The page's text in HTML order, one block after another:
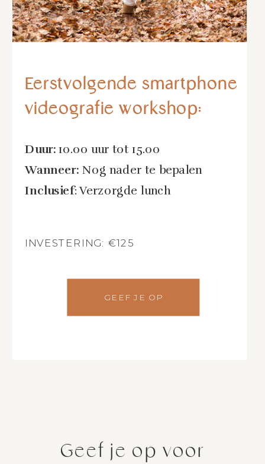
Duur:10.00 uur tot 15.00
Wanneer: Nog nader te bepalen
Inclusief: Verzorgde lunch
Eerstvolgende smartphone
videografie workshop:
GEEF JE OP
INVESTERING: €125
Geef je op voor